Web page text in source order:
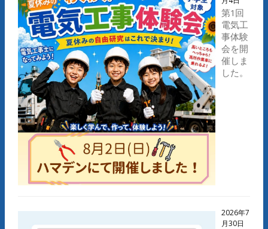
第1回
電気工
事体験
会を開
催しま
した。
2026年7
月30日